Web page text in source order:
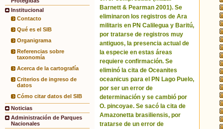
Institucional
Contacto
Qué es el SIB
Organigrama
Referencias sobre
taxonomía
Acerca de la cartografía
Criterios de ingreso de
datos
Cómo citar datos del SIB
Noticias
Administración de Parques
Nacionales
Barnett & Pearman 2001). Se
eliminaron los registros de Ara
militaris en PN Calilegua y Baritú,
por tratarse de registros muy
antiguos, la presencia actual de
la especie en estas áreas
requiere confirmación. Se
eliminó la cita de Oceanites
oceanicus para el PN Lago Puelo,
por ser un error de
determinación y se cambió por
O. pincoyae. Se sacó la cita de
Amazonetta brasiliensis, por
tratarse de un error de